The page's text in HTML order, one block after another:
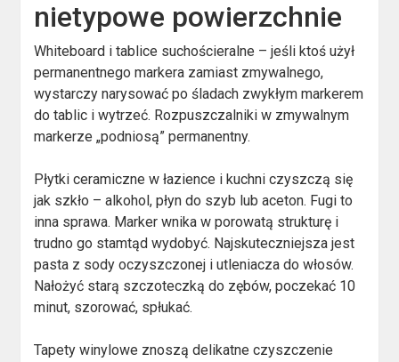
nietypowe powierzchnie
Whiteboard i tablice suchościeralne – jeśli ktoś użył
permanentnego markera zamiast zmywalnego,
wystarczy narysować po śladach zwykłym markerem
do tablic i wytrzeć. Rozpuszczalniki w zmywalnym
markerze „podniosą” permanentny.
Płytki ceramiczne w łazience i kuchni czyszczą się
jak szkło – alkohol, płyn do szyb lub aceton. Fugi to
inna sprawa. Marker wnika w porowatą strukturę i
trudno go stamtąd wydobyć. Najskuteczniejsza jest
pasta z sody oczyszczonej i utleniacza do włosów.
Nałożyć starą szczoteczką do zębów, poczekać 10
minut, szorować, spłukać.
Tapety winylowe znoszą delikatne czyszczenie